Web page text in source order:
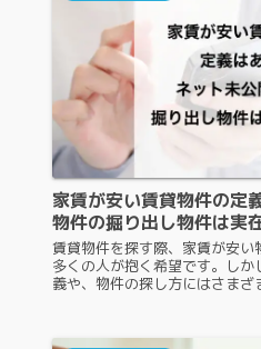
家賃が安い賃貸物件の定
物件の掘り出し物件は実
賃貸物件を探す際、家賃が安
多くの人が抱く希望です。し
義や、物件の探し方にはさま